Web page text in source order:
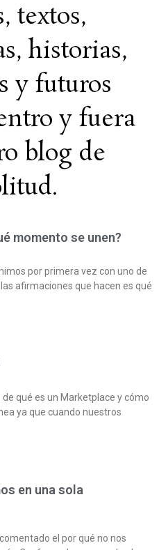
textos,
historias,
y futuros
y fuera
blog de
momento se unen?
por primera vez con uno de
afirmaciones que hacen es qué
qué es un Marketplace y cómo
ya que cuando nuestros
en una sola
el por qué no nos